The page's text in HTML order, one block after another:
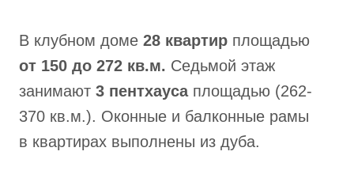
В клубном доме 28 квартир площадью
от 150 до 272 кв.м. Седьмой этаж
занимают 3 пентхаусаплощадью (262-
370 кв.м.). Оконные и балконные рамы
в квартирах выполнены из дуба.